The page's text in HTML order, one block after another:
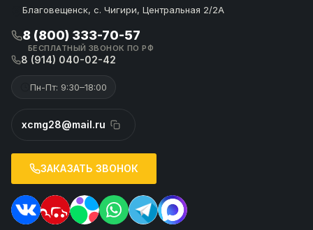
Благовещенск, с. Чигири, Центральная 2/2А
8 (800) 333-70-57
БЕСПЛАТНЫЙ ЗВОНОК ПО РФ
8 (914) 040-02-42
Пн-Пт: 9:30–18:00
xcmg28@mail.ru
ЗАКАЗАТЬ ЗВОНОК